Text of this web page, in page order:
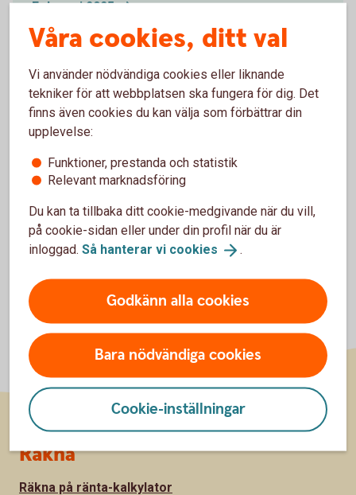
Februari2025
För att se detta innehåll behöver du först
godkänna cookies för Funktioner, prestanda
och statistik.
Inställningar för cookies
Våra cookies, ditt val
Vi använder nödvändiga cookies eller liknande
tekniker för att webbplatsen ska fungera för dig. Det
finns även cookies du kan välja som förbättrar din
upplevelse:
Funktioner, prestanda och statistik
Relevant marknadsföring
Du kan ta tillbaka ditt cookie-medgivande när du vill,
på cookie-sidan eller under din profil när du är
inloggad. Så hanterar vi cookies .
Godkänn alla cookies
Bara nödvändiga cookies
Cookie-inställningar
Sidfot
Räkna
Räkna på ränta-kalkylator